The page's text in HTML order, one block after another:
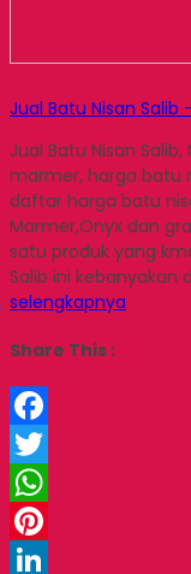
Jual Batu Nisan Salib
Jual Batu Nisan
marmer, harga batu
daftar harga batu
Marmer,Onyx dan
satu produk yang
Salib ini
selengkapnya
Share This :
Facebook
Twitter
WhatsApp
Pinterest